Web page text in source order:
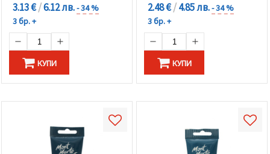
3.13 €/6.12 лв.- 34 %
3 бр. +
КУПИ
2.48 €/4.85 лв.- 34 %
3 бр. +
КУПИ